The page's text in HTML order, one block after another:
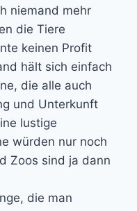
niemand mehr
die Tiere
keinen Profit
hält sich einfach
die alle auch
und Unterkunft
lustige
würden nur noch
Zoos sind ja dann
die man